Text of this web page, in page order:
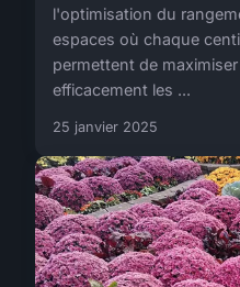
l'optimisation du
espaces où chaque
permettent de
efficacement les ...
25 janvier 2025